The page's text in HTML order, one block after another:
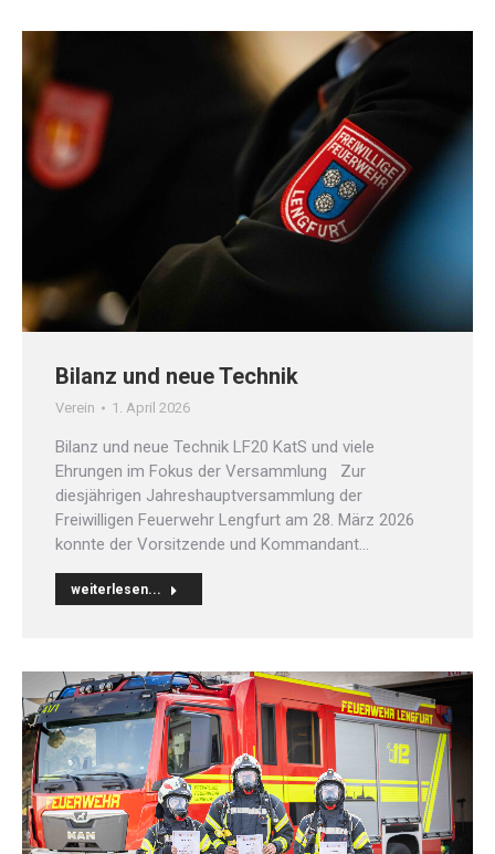
Bilanz und neue Technik
Verein 1. April 2026
Bilanz und neue Technik LF20 KatS und viele
Ehrungen im Fokus der Versammlung Zur
diesjährigen Jahreshauptversammlung der
Freiwilligen Feuerwehr Lengfurt am 28. März 2026
konnte der Vorsitzende und Kommandant…
weiterlesen...